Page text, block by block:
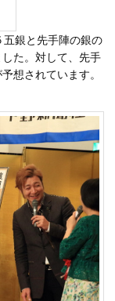
銀と先手陣の銀の
た。対して、先手
想されています。